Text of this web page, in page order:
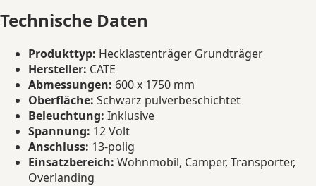
Technische Daten
Produkttyp: Hecklastenträger Grundträger
Hersteller: CATE
Abmessungen: 600 x 1750 mm
Oberfläche: Schwarz pulverbeschichtet
Beleuchtung: Inklusive
Spannung: 12 Volt
Anschluss: 13-polig
Einsatzbereich: Wohnmobil, Camper, Transporter,
Overlanding